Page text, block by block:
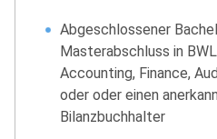
Abgeschlossener
Masterabschluss in
Accounting, Finance,
oder oder einen
Bilanzbuchhalter